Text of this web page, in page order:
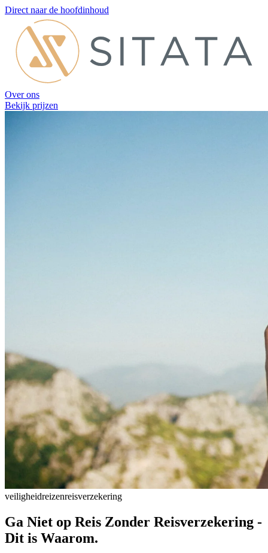
Direct naar de hoofdinhoud
Over ons
Bekijk prijzen
veiligheidreizenreisverzekering
Ga Niet op Reis Zonder Reisverzekering -
Dit is Waarom.